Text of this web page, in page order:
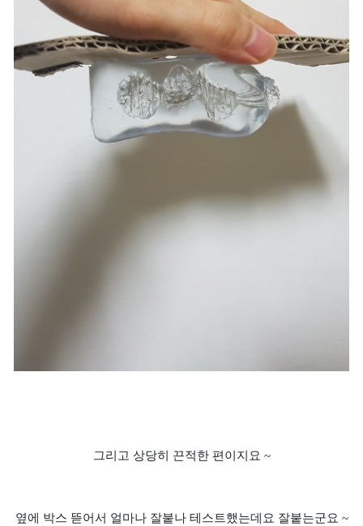
그리고 상당히 끈적한 편이지요 ~
옆에 박스 뜯어서 얼마나 잘붙나 테스트했는데요 잘붙는군요 ~